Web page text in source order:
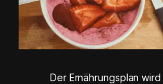
Der Ernährungsplan